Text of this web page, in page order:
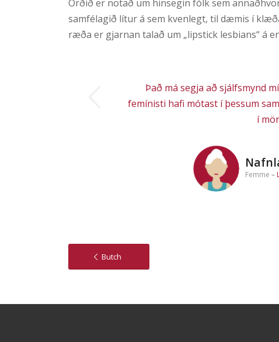
Orðið er notað um hinsegin fólk sem
samfélagið lítur á sem kvenlegt, til dæmis í
ræða er gjarnan talað um „lipstick lesbians“ á
Það má segja að sjálfsmynd
femínisti hafi mótast í þessum
í
Femme –
Butch